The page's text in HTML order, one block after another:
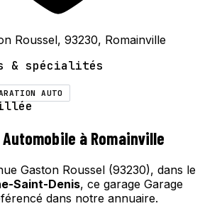
Roussel, 93230, Romainville
& spécialités
AUTO
Automobile à Romainville
Gaston Roussel (93230), dans le
Saint-Denis, ce garage Garage
dans notre annuaire.